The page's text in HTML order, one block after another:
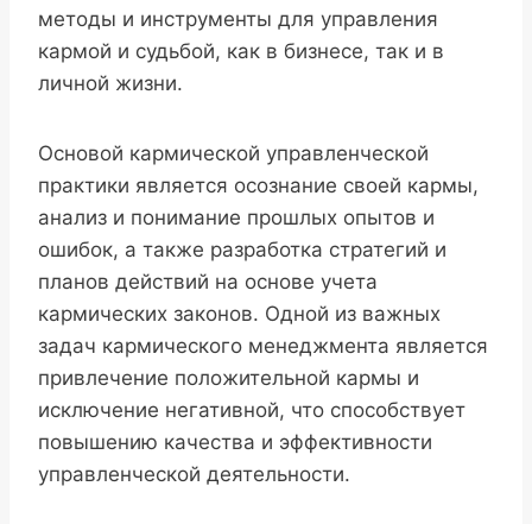
методы и инструменты для управления
кармой и судьбой, как в бизнесе, так и в
личной жизни.
Основой кармической управленческой
практики является осознание своей кармы,
анализ и понимание прошлых опытов и
ошибок, а также разработка стратегий и
планов действий на основе учета
кармических законов. Одной из важных
задач кармического менеджмента является
привлечение положительной кармы и
исключение негативной, что способствует
повышению качества и эффективности
управленческой деятельности.